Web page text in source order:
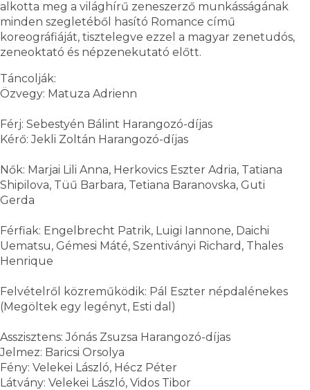
alkotta meg a világhírű zeneszerző munkásságának
minden szegletéből hasító Romance című
koreográfiáját, tisztelegve ezzel a magyar zenetudós,
zeneoktató és népzenekutató előtt.
Táncolják:
Özvegy: Matuza Adrienn
Férj: Sebestyén Bálint Harangozó-díjas
Kérő: Jekli Zoltán Harangozó-díjas
Nők: Marjai Lili Anna, Herkovics Eszter Adria, Tatiana
Shipilova, Tüű Barbara, Tetiana Baranovska, Guti
Gerda
Férfiak: Engelbrecht Patrik, Luigi Iannone, Daichi
Uematsu, Gémesi Máté, Szentiványi Richard, Thales
Henrique
Felvételről közreműködik: Pál Eszter népdalénekes
(Megöltek egy legényt, Esti dal)
Asszisztens: Jónás Zsuzsa Harangozó-díjas
Jelmez: Baricsi Orsolya
Fény: Velekei László, Hécz Péter
Látvány: Velekei László, Vidos Tibor